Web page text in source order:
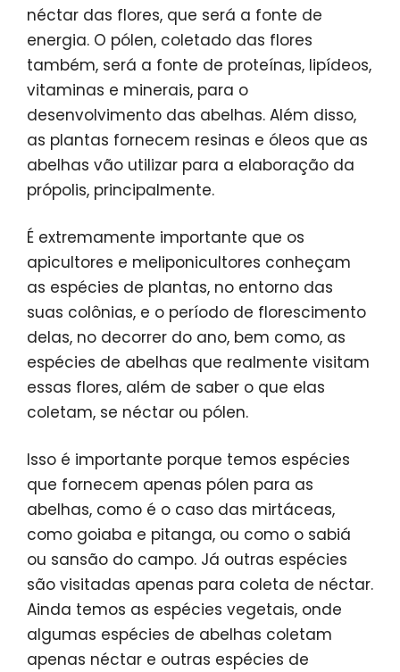
néctar das flores, que será a fonte de
energia. O pólen, coletado das flores
também, será a fonte de proteínas, lipídeos,
vitaminas e minerais, para o
desenvolvimento das abelhas. Além disso,
as plantas fornecem resinas e óleos que as
abelhas vão utilizar para a elaboração da
própolis, principalmente.
É extremamente importante que os
apicultores e meliponicultores conheçam
as espécies de plantas, no entorno das
suas colônias, e o período de florescimento
delas, no decorrer do ano, bem como, as
espécies de abelhas que realmente visitam
essas flores, além de saber o que elas
coletam, se néctar ou pólen.
Isso é importante porque temos espécies
que fornecem apenas pólen para as
abelhas, como é o caso das mirtáceas,
como goiaba e pitanga, ou como o sabiá
ou sansão do campo. Já outras espécies
são visitadas apenas para coleta de néctar.
Ainda temos as espécies vegetais, onde
algumas espécies de abelhas coletam
apenas néctar e outras espécies de